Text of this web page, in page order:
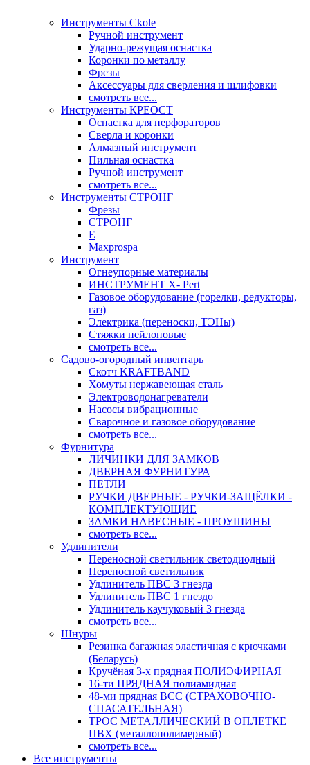
Инструменты Ckole
Ручной инструмент
Ударно‑режущая оснастка
Коронки по металлу
Фрезы
Аксессуары для сверления и шлифовки
смотреть все...
Инструменты КРЕОСТ
Оснастка для перфораторов
Сверла и коронки
Алмазный инструмент
Пильная оснастка
Ручной инструмент
смотреть все...
Инструменты СТРОНГ
Фрезы
СТРОНГ
Е
Maxprospa
Инструмент
Огнеупорные материалы
ИНСТРУМЕНТ X- Pert
Газовое оборудование (горелки, редукторы,
газ)
Электрика (переноски, ТЭНы)
Стяжки нейлоновые
смотреть все...
Садово-огородный инвентарь
Скотч KRAFTBAND
Хомуты нержавеющая сталь
Электроводонагреватели
Насосы вибрационные
Сварочное и газовое оборудование
смотреть все...
Фурнитура
ЛИЧИНКИ ДЛЯ ЗАМКОВ
ДВЕРНАЯ ФУРНИТУРА
ПЕТЛИ
РУЧКИ ДВЕРНЫЕ - РУЧКИ-ЗАЩЁЛКИ -
КОМПЛЕКТУЮЩИЕ
ЗАМКИ НАВЕСНЫЕ - ПРОУШИНЫ
смотреть все...
Удлинители
Переносной светильник светодиодный
Переносной светильник
Удлинитель ПВС 3 гнезда
Удлинитель ПВС 1 гнездо
Удлинитель каучуковый 3 гнезда
смотреть все...
Шнуры
Резинка багажная эластичная с крючками
(Беларусь)
Кручёная 3-х прядная ПОЛИЭФИРНАЯ
16-ти ПРЯДНАЯ полиамидная
48-ми прядная ВСС (СТРАХОВОЧНО-
СПАСАТЕЛЬНАЯ)
ТРОС МЕТАЛЛИЧЕСКИЙ В ОПЛЕТКЕ
ПВХ (металлополимерный)
смотреть все...
Все инструменты